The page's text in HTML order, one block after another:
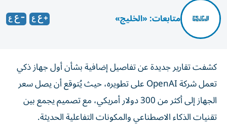
متابعات: «الخليج»
كشفت تقارير جديدة عن تفاصيل إضافية بشأن أول جهاز ذكي
تعمل شركة OpenAI على تطويره، حيث يُتوقع أن يصل سعر
الجهاز إلى أكثر من 300 دولار أمريكي، مع تصميم يجمع بين
تقنيات الذكاء الاصطناعي والمكونات التفاعلية الحديثة.